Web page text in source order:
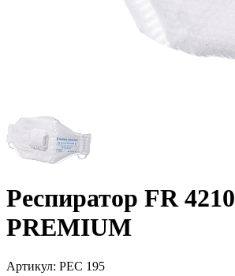
Респиратор FR 4210
PREMIUM
Артикул: РЕС 195